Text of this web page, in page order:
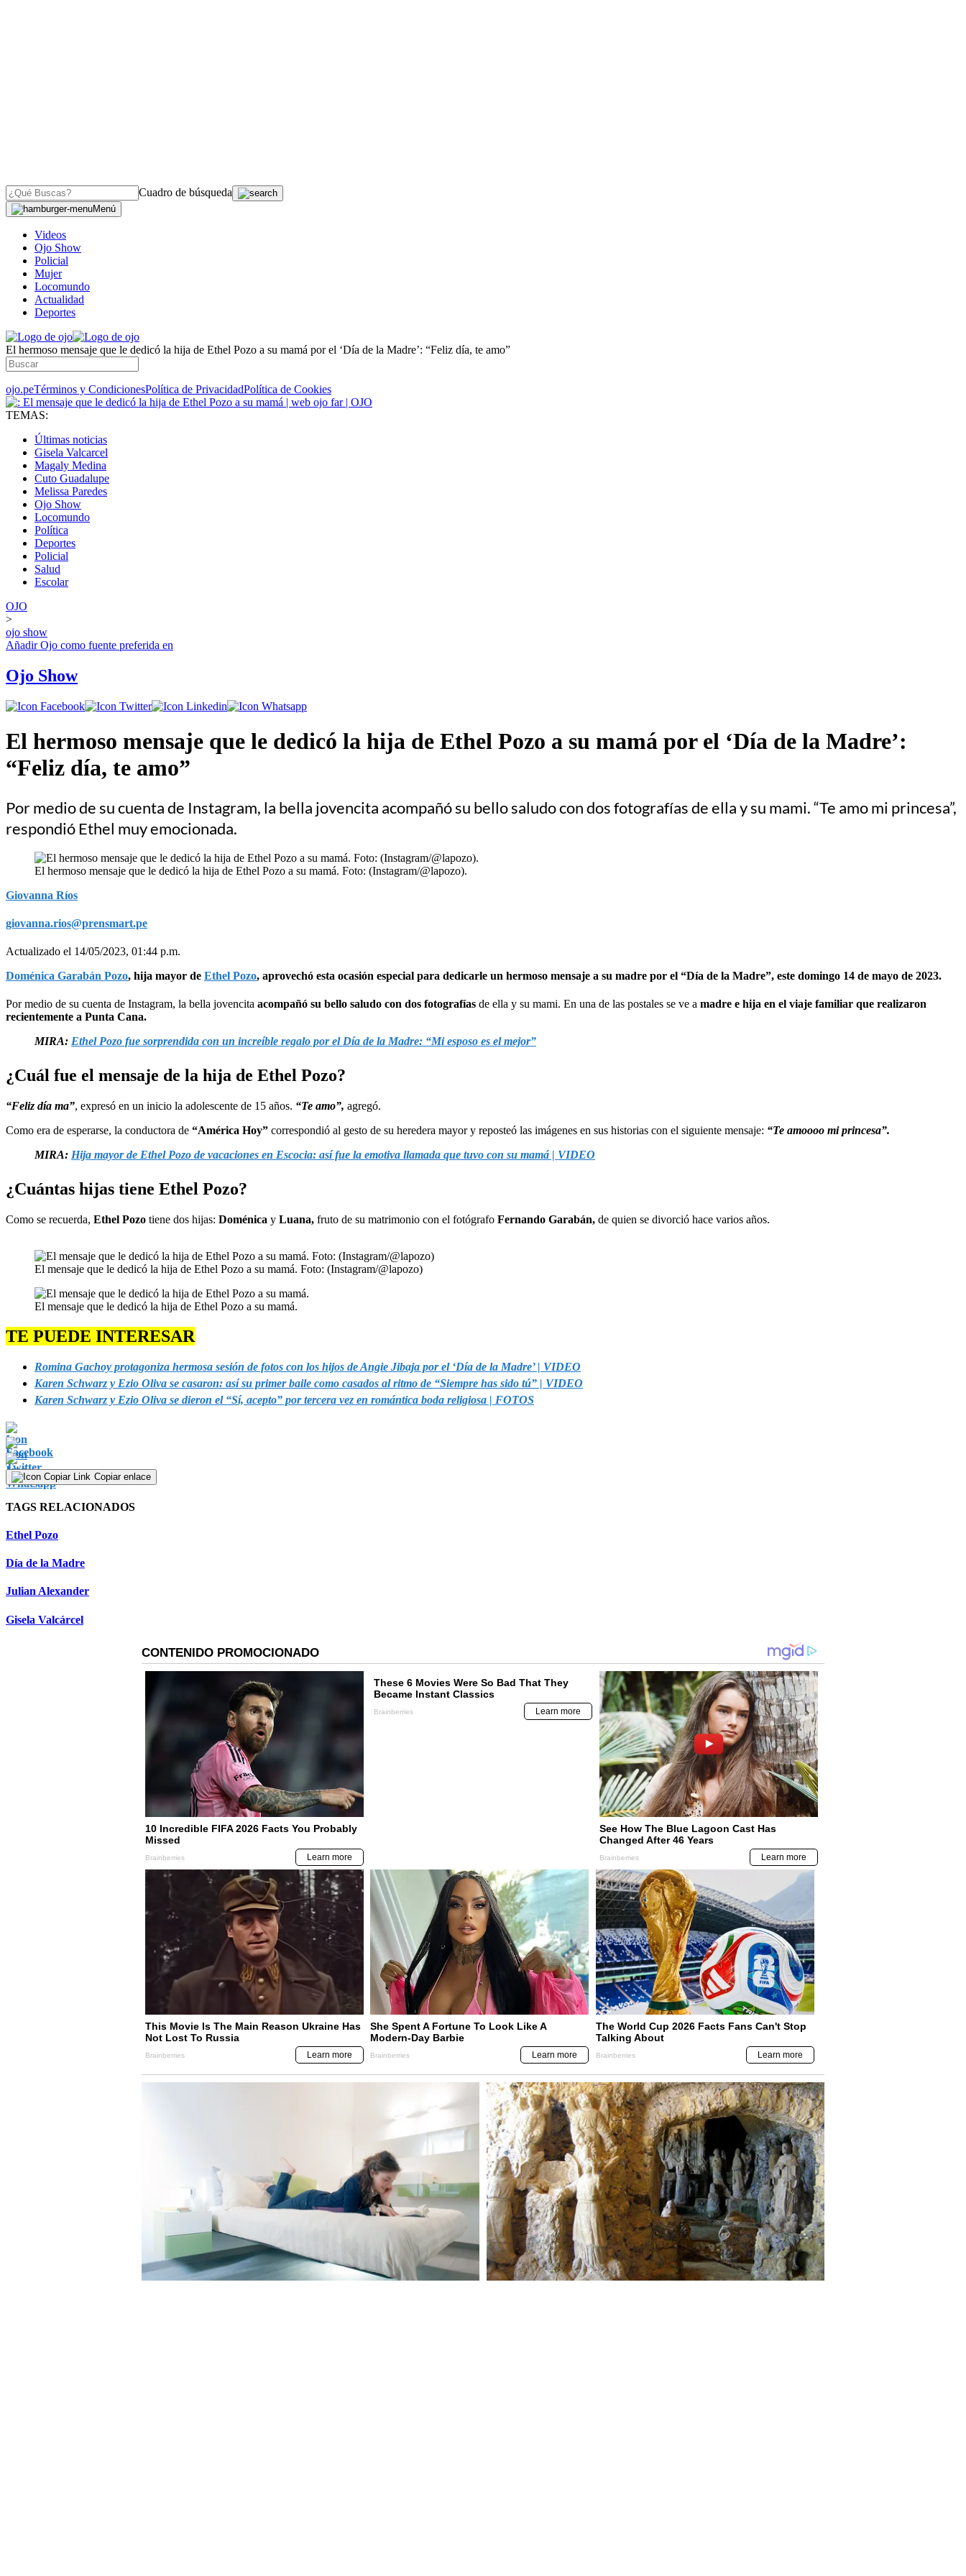
Cuadro de búsqueda
Menú
Videos
Ojo Show
Policial
Mujer
Locomundo
Actualidad
Deportes
El hermoso mensaje que le dedicó la hija de Ethel Pozo a su mamá por el ‘Día de la Madre’: “Feliz día, te amo”
ojo.peTérminos y CondicionesPolítica de PrivacidadPolítica de Cookies
TEMAS:
Últimas noticias
Gisela Valcarcel
Magaly Medina
Cuto Guadalupe
Melissa Paredes
Ojo Show
Locomundo
Política
Deportes
Policial
Salud
Escolar
OJO
>
ojo show
AñadirOjo como fuente preferida en
Ojo Show
El hermoso mensaje que le dedicó la hija de Ethel Pozo a su mamá por el ‘Día de la Madre’:
“Feliz día, te amo”
Por medio de su cuenta de Instagram, la bella jovencita acompañó su bello saludo con dos fotografías de ella y su mami. “Te amo mi princesa”,
respondió Ethel muy emocionada.
El hermoso mensaje que le dedicó la hija de Ethel Pozo a su mamá. Foto: (Instagram/@lapozo).
Giovanna Ríos
giovanna.rios@prensmart.pe
Actualizado el 14/05/2023, 01:44 p.m.
Doménica Garabán Pozo, hija mayor de Ethel Pozo, aprovechó esta ocasión especial para dedicarle un hermoso mensaje a su madre por el “Día de la Madre”, este domingo 14 de mayo de 2023.
Por medio de su cuenta de Instagram, la bella jovencita acompañó su bello saludo con dos fotografías de ella y su mami. En una de las postales se ve a madre e hija en el viaje familiar que realizaron
recientemente a Punta Cana.
MIRA: Ethel Pozo fue sorprendida con un increíble regalo por el Día de la Madre: “Mi esposo es el mejor”
¿Cuál fue el mensaje de la hija de Ethel Pozo?
“Feliz día ma”, expresó en un inicio la adolescente de 15 años. “Te amo”, agregó.
Como era de esperarse, la conductora de “América Hoy” correspondió al gesto de su heredera mayor y reposteó las imágenes en sus historias con el siguiente mensaje: “Te amoooo mi princesa”.
MIRA: Hija mayor de Ethel Pozo de vacaciones en Escocia: así fue la emotiva llamada que tuvo con su mamá | VIDEO
¿Cuántas hijas tiene Ethel Pozo?
Como se recuerda, Ethel Pozo tiene dos hijas: Doménica y Luana, fruto de su matrimonio con el fotógrafo Fernando Garabán, de quien se divorció hace varios años.
El mensaje que le dedicó la hija de Ethel Pozo a su mamá. Foto: (Instagram/@lapozo)
El mensaje que le dedicó la hija de Ethel Pozo a su mamá.
TE PUEDE INTERESAR
Romina Gachoy protagoniza hermosa sesión de fotos con los hijos de Angie Jibaja por el ‘Día de la Madre’ | VIDEO
Karen Schwarz y Ezio Oliva se casaron: así su primer baile como casados al ritmo de “Siempre has sido tú” | VIDEO
Karen Schwarz y Ezio Oliva se dieron el “Sí, acepto” por tercera vez en romántica boda religiosa | FOTOS
Copiar enlace
TAGS RELACIONADOS
Ethel Pozo
Día de la Madre
Julian Alexander
Gisela Valcárcel